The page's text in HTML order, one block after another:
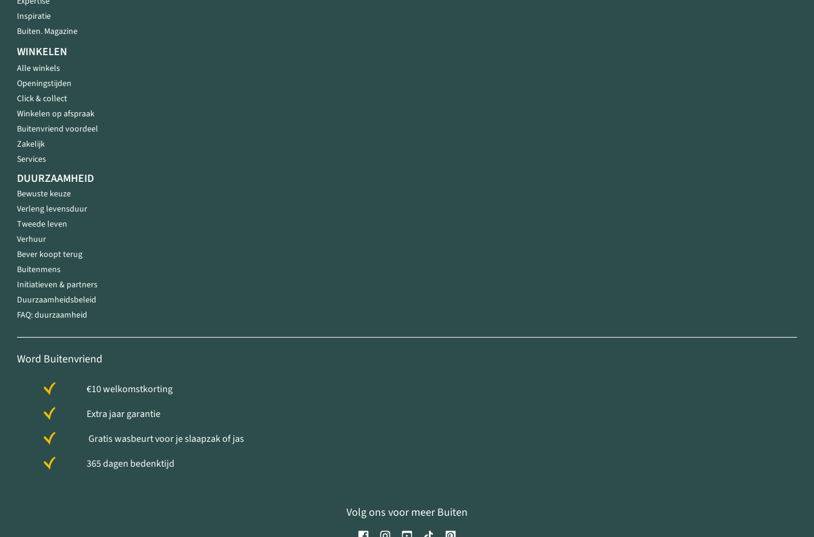
Inspiratie
Buiten. Magazine
WINKELEN
Alle winkels
Openingstijden
Click & collect
Winkelen op afspraak
Buitenvriend voordeel
Zakelijk
Services
DUURZAAMHEID
Bewuste keuze
Verleng levensduur
Tweede leven
Verhuur
Bever koopt terug
Buitenmens
Initiatieven & partners
Duurzaamheidsbeleid
FAQ: duurzaamheid
Word Buitenvriend
€10 welkomstkorting
Extra jaar garantie
Gratis wasbeurt voor je slaapzak of jas
365 dagen bedenktijd
Volg ons voor meer Buiten